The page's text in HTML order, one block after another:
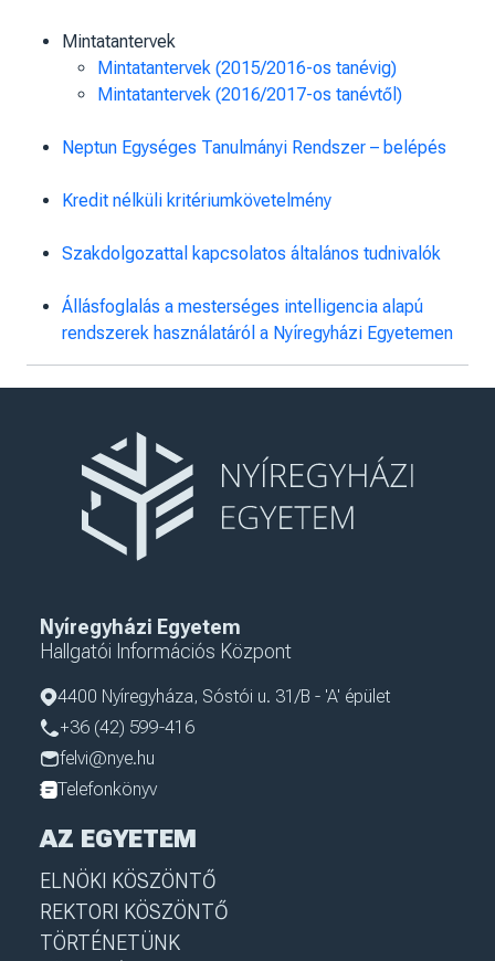
Mintatantervek
Mintatantervek (2015/2016-os tanévig)
Mintatantervek (2016/2017-os tanévtől)
Neptun Egységes Tanulmányi Rendszer – belépés
Kredit nélküli kritériumkövetelmény
Szakdolgozattal kapcsolatos általános tudnivalók
Állásfoglalás a mesterséges intelligencia alapú
rendszerek használatáról a Nyíregyházi Egyetemen
Nyíregyházi Egyetem
Hallgatói Információs Központ
4400 Nyíregyháza, Sóstói u. 31/B - 'A' épület
+36 (42) 599-416
felvi@nye.hu
Telefonkönyv
AZ EGYETEM
ELNÖKI KÖSZÖNTŐ
REKTORI KÖSZÖNTŐ
TÖRTÉNETÜNK